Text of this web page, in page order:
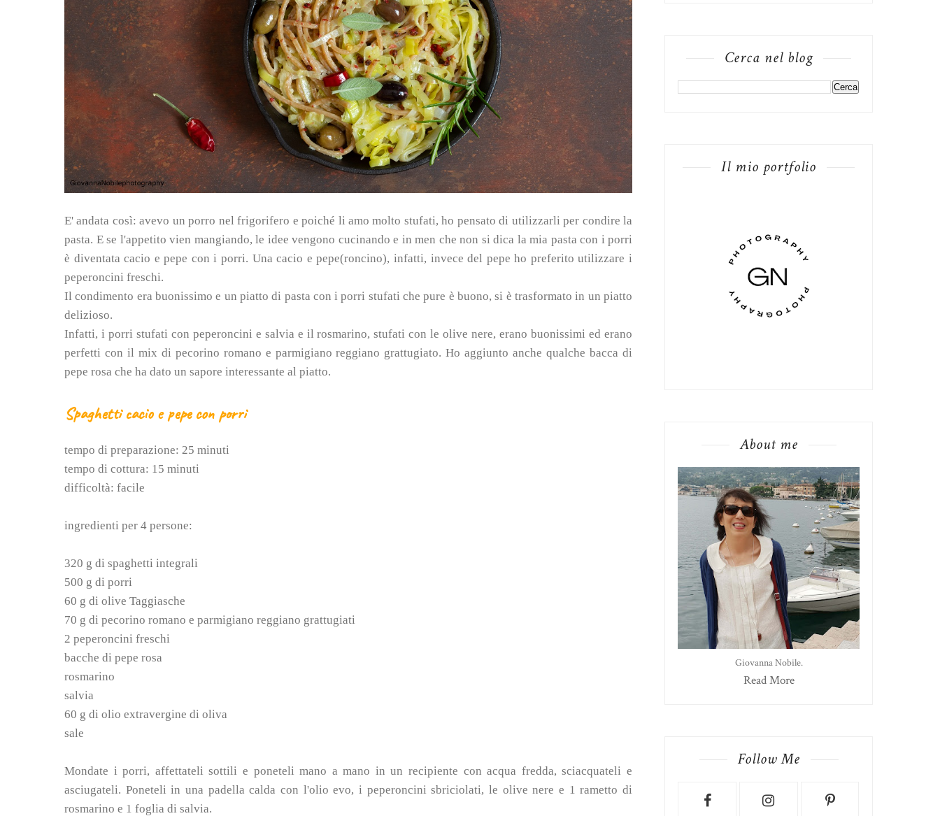
E' andata così: avevo un porro nel frigorifero e poiché li amo molto stufati, ho pensato di utilizzarli per condire la
pasta. E se l'appetito vien mangiando, le idee vengono cucinando e in men che non si dica la mia pasta con i porri
è diventata cacio e pepe con i porri. Una cacio e pepe(roncino), infatti, invece del pepe ho preferito utilizzare i
peperoncini freschi.
Il condimento era buonissimo e un piatto di pasta con i porri stufati che pure è buono, si è trasformato in un piatto
delizioso.
Infatti, i porri stufati con peperoncini e salvia e il rosmarino, stufati con le olive nere, erano buonissimi ed erano
perfetti con il mix di pecorino romano e parmigiano reggiano grattugiato. Ho aggiunto anche qualche bacca di
pepe rosa che ha dato un sapore interessante al piatto.
Spaghetti cacio e pepe con porri
tempo di preparazione: 25 minuti
tempo di cottura: 15 minuti
difficoltà: facile
ingredienti per 4 persone:
320 g di spaghetti integrali
500 g di porri
60 g di olive Taggiasche
70 g di pecorino romano e parmigiano reggiano grattugiati
2 peperoncini freschi
bacche di pepe rosa
rosmarino
salvia
60 g di olio extravergine di oliva
sale
Mondate i porri, affettateli sottili e poneteli mano a mano in un recipiente con acqua fredda, sciacquateli e
asciugateli. Poneteli in una padella calda con l'olio evo, i peperoncini sbriciolati, le olive nere e 1 rametto di
rosmarino e 1 foglia di salvia.
Cerca nel blog
Il mio portfolio
About me
Giovanna Nobile.
Read More
Follow Me